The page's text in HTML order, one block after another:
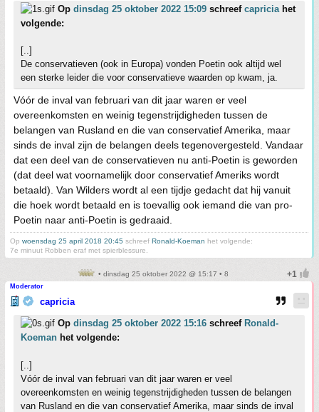
Op dinsdag 25 oktober 2022 15:09 schreef capricia het
volgende:
[..]
De conservatieven (ook in Europa) vonden Poetin ook altijd wel
een sterke leider die voor conservatieve waarden op kwam, ja.
Vóór de inval van februari van dit jaar waren er veel
overeenkomsten en weinig tegenstrijdigheden tussen de
belangen van Rusland en die van conservatief Amerika, maar
sinds de inval zijn de belangen deels tegenovergesteld. Vandaar
dat een deel van de conservatieven nu anti-Poetin is geworden
(dat deel wat voornamelijk door conservatief Ameriks wordt
betaald). Van Wilders wordt al een tijdje gedacht dat hij vanuit
die hoek wordt betaald en is toevallig ook iemand die van pro-
Poetin naar anti-Poetin is gedraaid.
Op woensdag 25 april 2018 20:45 schreef Ronald-Koeman het volgende:
7e minuut Robben eraf met spierblessure.
• dinsdag 25 oktober 2022 @ 15:17 • 8
Moderator
capricia
Op dinsdag 25 oktober 2022 15:16 schreef Ronald-
Koeman het volgende:
[..]
Vóór de inval van februari van dit jaar waren er veel
overeenkomsten en weinig tegenstrijdigheden tussen de belangen
van Rusland en die van conservatief Amerika, maar sinds de inval